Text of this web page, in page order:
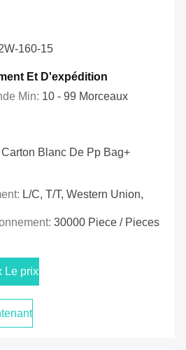
160-15
Et D'expédition
Min: 10 - 99 Morceaux
Carton Blanc De Pp Bag+
L/C, T/T, Western Union,
30000 Piece / Pieces
Le prix